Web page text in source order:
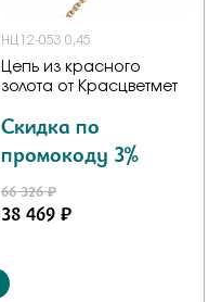
НЦ12-053 0,45
Цепь из красного
золота от Красцветмет
Скидка по
промокоду 3%
66 326 ₽
38 469 ₽